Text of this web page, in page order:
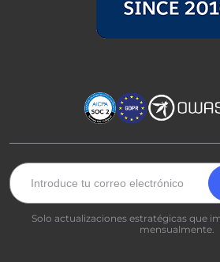
Solo actualizaciones estratégicas que
mensualmente.